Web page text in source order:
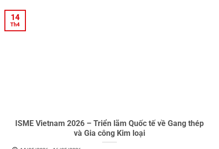
ISME Vietnam 2026 – Triển lãm Quốc tế về Gang thép
và Gia công Kim loại
14
Th4